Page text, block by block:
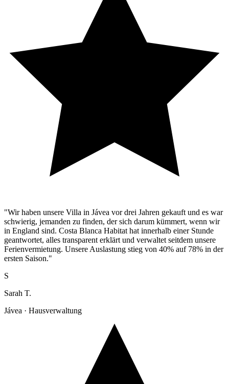
"Wir haben unsere Villa in Jávea vor drei Jahren gekauft und es war
schwierig, jemanden zu finden, der sich darum kümmert, wenn wir
in England sind. Costa Blanca Habitat hat innerhalb einer Stunde
geantwortet, alles transparent erklärt und verwaltet seitdem unsere
Ferienvermietung. Unsere Auslastung stieg von 40% auf 78% in der
ersten Saison."
S
Sarah T.
Jávea · Hausverwaltung